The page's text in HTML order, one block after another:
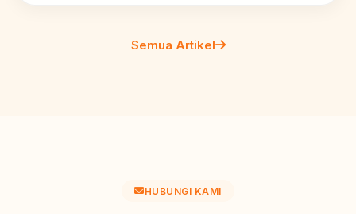
Semua Artikel
HUBUNGI KAMI